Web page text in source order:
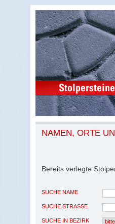
NAMEN, ORTE
Bereits verlegte
SUCHE NAME
SUCHE STRASSE
SUCHE IN BEZIRK